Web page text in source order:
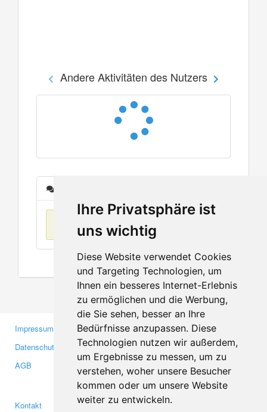
Ihre Privatsphäre ist
uns wichtig
Diese Website verwendet Cookies
und Targeting Technologien, um
Ihnen ein besseres Internet-Erlebnis
zu ermöglichen und die Werbung,
die Sie sehen, besser an Ihre
Bedürfnisse anzupassen. Diese
Technologien nutzen wir außerdem,
um Ergebnisse zu messen, um zu
verstehen, woher unsere Besucher
kommen oder um unsere Website
weiter zu entwickeln.
Andere Aktivitäten des Nutzers
Keine Einträge
Impressum
Datenschutzerklärung
AGB
Gewerbetreibende
Investoren
Medien
Kontakt
Facebook